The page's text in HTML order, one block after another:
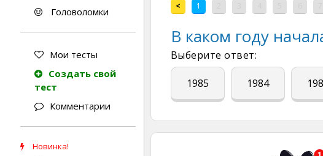
Головоломки
Мои тесты
Создать свой
тест
Комментарии
Новинка!
< 1
В каком году
Выберите ответ:
1985 1984